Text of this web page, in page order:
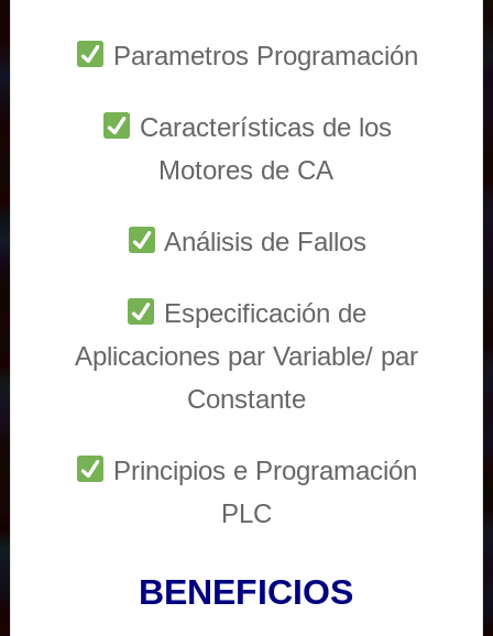
Parametros Programación
Características de los
Motores de CA
Análisis de Fallos
Especificación de
Aplicaciones par Variable/ par
Constante
Principios e Programación
PLC
BENEFICIOS